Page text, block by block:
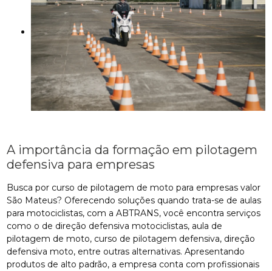
A importância da formação em pilotagem
defensiva para empresas
Busca por curso de pilotagem de moto para empresas valor
São Mateus? Oferecendo soluções quando trata-se de aulas
para motociclistas, com a ABTRANS, você encontra serviços
como o de direção defensiva motociclistas, aula de
pilotagem de moto, curso de pilotagem defensiva, direção
defensiva moto, entre outras alternativas. Apresentando
produtos de alto padrão, a empresa conta com profissionais